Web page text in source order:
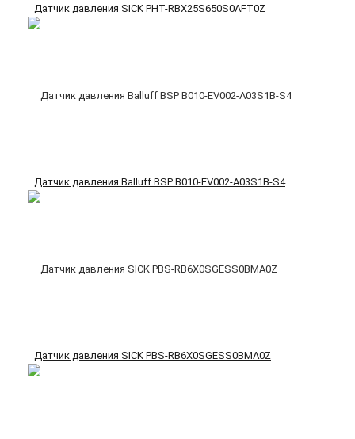
Датчик давления SICK PHT-RBX25S650S0AFT0Z
Датчик давления Balluff BSP B010-EV002-A03S1B-S4
Датчик давления SICK PBS-RB6X0SGESS0BMA0Z